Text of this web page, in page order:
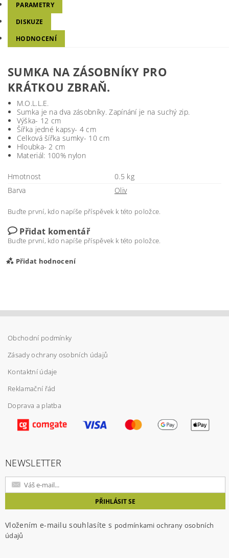
PARAMETRY
DISKUZE
HODNOCENÍ
SUMKA NA ZÁSOBNÍKY PRO
KRÁTKOU ZBRAŇ.
M.O.L.L.E.
Sumka je na dva zásobníky. Zapínání je na suchý zip.
Výška- 12 cm
Šířka jedné kapsy- 4 cm
Celková šířka sumky- 10 cm
Hloubka- 2 cm
Materiál: 100% nylon
Hmotnost
0.5 kg
Barva
Oliv
Buďte první, kdo napíše příspěvek k této položce.
Přidat komentář
Buďte první, kdo napíše příspěvek k této položce.
Přidat hodnocení
Vložením hodnocení souhlasíte spodmínkami
ochrany osobních údajů
Obchodní podmínky
Zásady ochrany osobních údajů
Kontaktní údaje
Reklamační řád
Doprava a platba
NEWSLETTER
Vložením e-mailu souhlasíte s podmínkami ochrany osobních
údajů